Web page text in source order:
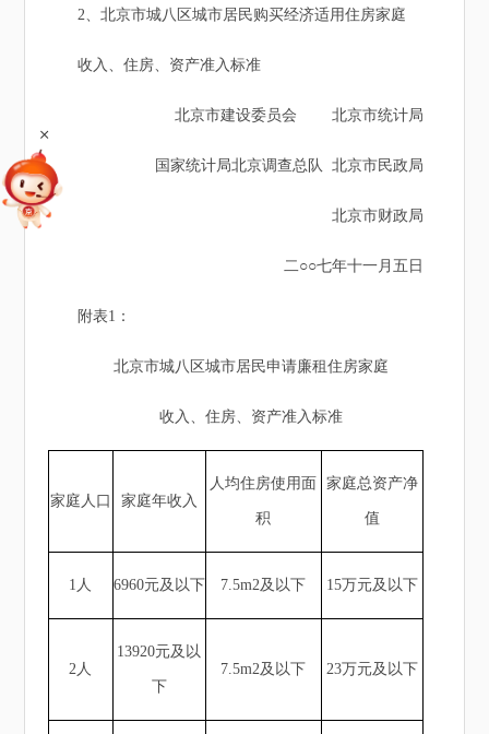
2、北京市城八区城市居民购买经济适用住房家庭
收入、住房、资产准入标准
北京市建设委员会 北京市统计局
国家统计局北京调查总队 北京市民政局
北京市财政局
二○○七年十一月五日
附表1：
北京市城八区城市居民申请廉租住房家庭
收入、住房、资产准入标准
家庭人口 家庭年收入
人均住房使用面
积
家庭总资产净
值
1人 6960元及以下 7.5m2及以下 15万元及以下
2人
13920元及以
下
7.5m2及以下 23万元及以下
+